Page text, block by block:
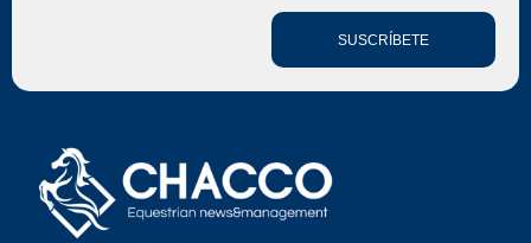
SUSCRÍBETE